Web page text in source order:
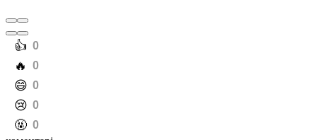
️👍 0
️🔥 0
️😄 0
️😢 0
️🤬 0